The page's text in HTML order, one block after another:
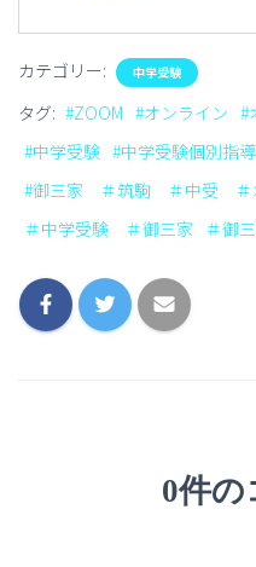
カテゴリー: 中学受験
タグ: #ZOOM #オンライン #
#中学受験 #中学受験個別指導
#御三家 ＃筑駒 ＃中受 ＃
＃中学受験 ＃御三家
＃御
0件の